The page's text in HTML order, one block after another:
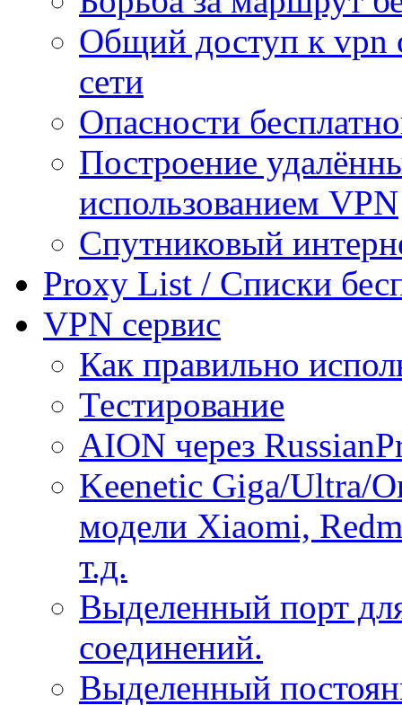
Общий доступ к vpn
сети
Опасности
Построение
использованием VPN
Спутниковый
Proxy List / Списки
VPN сервис
Как правильно
Тестирование
AION через
Keenetic Giga/Ultra/
модели Xiaomi,
т.д.
Выделенный порт
соединений.
Выделенный